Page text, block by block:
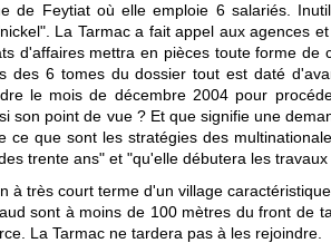
de Feytiat où elle emploie 6 salariés.
La Tarmac a fait appel aux agences
d'affaires mettra en pièces toute forme
6 tomes du dossier tout est daté
le mois de décembre 2004 pour
point de vue ? Et que signifie une
que sont les stratégies des
trente ans" et "qu'elle débutera les
très court terme d'un village
sont à moins de 100 mètres du front de
La Tarmac ne tardera pas à les rejoindre.